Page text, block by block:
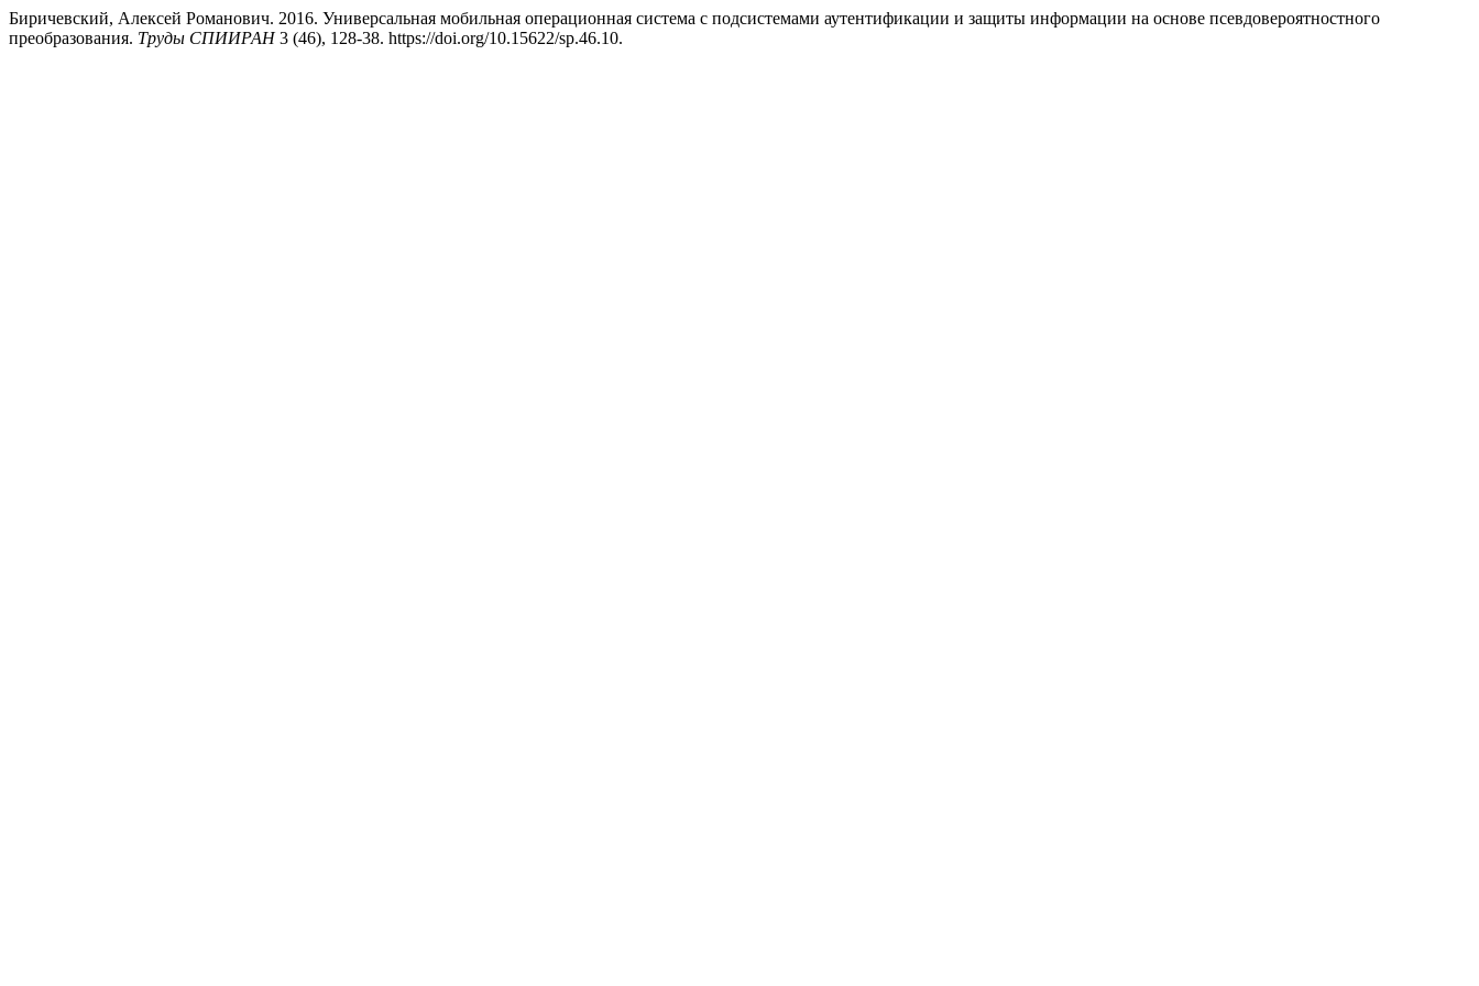
Биричевский, Алексей Романович. 2016. Универсальная мобильная операционная система с подсистемами аутентификации и защиты информации на основе псевдовероятностного
преобразования. Труды СПИИРАН3 (46), 128-38. https://doi.org/10.15622/sp.46.10.